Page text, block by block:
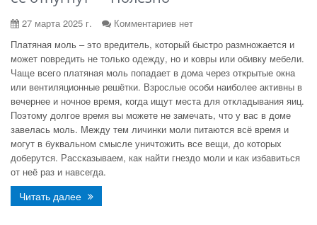
27 марта 2025 г.
Комментариев нет
Платяная моль – это вредитель, который быстро размножается и
может повредить не только одежду, но и ковры или обивку мебели.
Чаще всего платяная моль попадает в дома через открытые окна
или вентиляционные решётки. Взрослые особи наиболее активны в
вечернее и ночное время, когда ищут места для откладывания яиц.
Поэтому долгое время вы можете не замечать, что у вас в доме
завелась моль. Между тем личинки моли питаются всё время и
могут в буквальном смысле уничтожить все вещи, до которых
доберутся. Рассказываем, как найти гнездо моли и как избавиться
от неё раз и навсегда.
Читать далее